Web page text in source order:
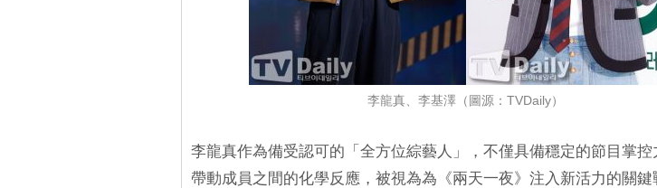
李龍真、李基澤（圖源：TVDaily）
李龍真作為備受認可的「全方位綜藝人」，不僅具備穩定的節目掌控
帶動成員之間的化學反應，被視為為《兩天一夜》注入新活力的關鍵